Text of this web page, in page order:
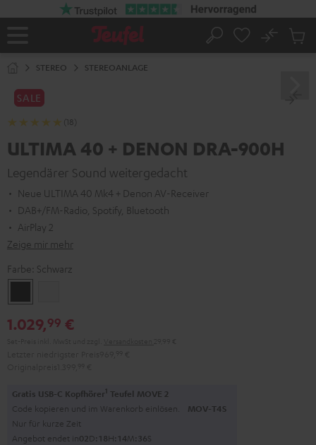
Startseite
Suche
No
STEREO STEREOANLAGE
SALE
(18)
ULTIMA 40 + DENON DRA-900H
Legendärer Sound weitergedacht
Neue ULTIMA 40 Mk4 + Denon AV-Receiver
DAB+/FM-Radio, Spotify, Bluetooth
AirPlay 2
Zeige mir mehr
Farbe: Schwarz
1.029,99 €
Gratis USB-C Kopfhörer1 Teufel MOVE 2
Code kopieren und im Warenkorb einlösen. MOV-T4S
Nur für kurze Zeit
Angebot endet in02D:18H:14M: 36S